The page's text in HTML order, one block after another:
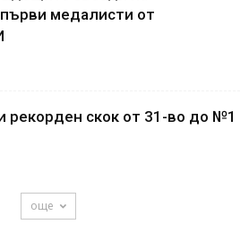
медалисти от
рекорден скок от 31-во до №1
още